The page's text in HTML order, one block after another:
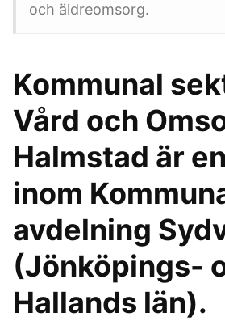
och äldreomsorg.
Kommunal
Vård och
Halmstad är
inom
avdelning
(Jönköpings-
Hallands län).